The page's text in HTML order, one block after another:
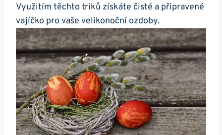
Využitím těchto triků získáte čisté a připravené
vajíčko pro vaše velikonoční ozdoby.